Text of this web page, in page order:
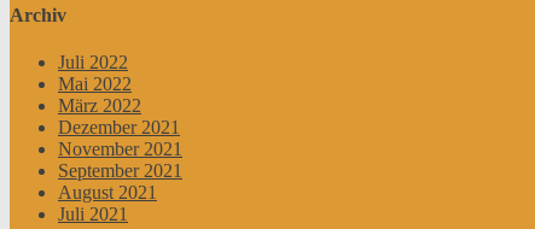
Archiv
Juli 2022
Mai 2022
März 2022
Dezember 2021
November 2021
September 2021
August 2021
Juli 2021